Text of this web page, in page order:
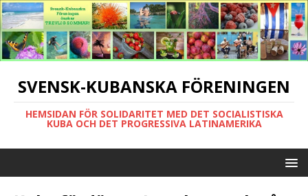
SVENSK-KUBANSKA FÖRENINGEN
HEMSIDAN FÖR SOLIDARITET MED DET SOCIALISTISKA
KUBA OCH DET PROGRESSIVA LATINAMERIKA